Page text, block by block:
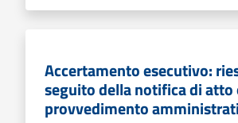
Accertamento esecutivo:
seguito della notifica di atto
provvedimento